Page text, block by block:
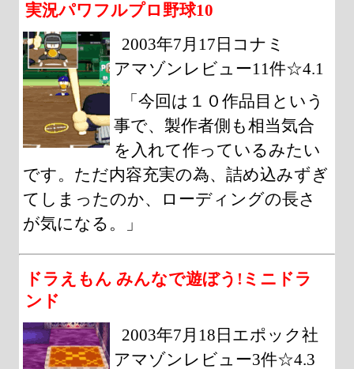
実況パワフルプロ野球10
2003年7月17日コナミ
アマゾンレビュー11件☆4.1
「今回は１０作品目という
事で、製作者側も相当気合
を入れて作っているみたい
です。ただ内容充実の為、詰め込みずぎ
てしまったのか、ローディングの長さ
が気になる。」
ドラえもん みんなで遊ぼう!ミニドラ
ンド
2003年7月18日エポック社
アマゾンレビュー3件☆4.3